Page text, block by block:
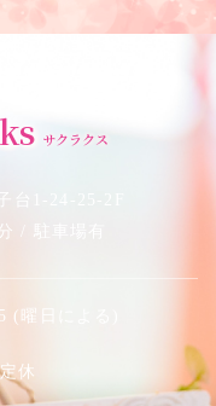
サクラクス
台1-24-25-2F
/ 駐車場有
(曜日による)
休